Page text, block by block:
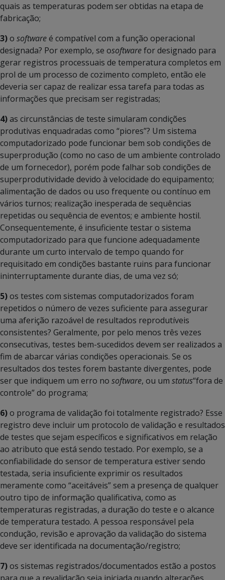
quais as temperaturas podem ser obtidas na etapa de
fabricação;
3)o softwareé compatível com a função operacional
designada? Por exemplo, se osoftwarefor designado para
gerar registros processuais de temperatura completos em
prol de um processo de cozimento completo, então ele
deveria ser capaz de realizar essa tarefa para todas as
informações que precisam ser registradas;
4)as circunstâncias de teste simularam condições
produtivas enquadradas como “piores”? Um sistema
computadorizado pode funcionar bem sob condições de
superprodução (como no caso de um ambiente controlado
de um fornecedor), porém pode falhar sob condições de
superprodutividade devido à velocidade do equipamento;
alimentação de dados ou uso frequente ou contínuo em
vários turnos; realização inesperada de sequências
repetidas ou sequência de eventos; e ambiente hostil.
Consequentemente, é insuficiente testar o sistema
computadorizado para que funcione adequadamente
durante um curto intervalo de tempo quando for
requisitado em condições bastante ruins para funcionar
ininterruptamente durante dias, de uma vez só;
5)os testes com sistemas computadorizados foram
repetidos o número de vezes suficiente para assegurar
uma aferição razoável de resultados reprodutíveis
consistentes? Geralmente, por pelo menos três vezes
consecutivas, testes bem-sucedidos devem ser realizados a
fim de abarcar várias condições operacionais. Se os
resultados dos testes forem bastante divergentes, pode
ser que indiquem um erro no software, ou um status“fora de
controle” do programa;
6)o programa de validação foi totalmente registrado? Esse
registro deve incluir um protocolo de validação e resultados
de testes que sejam específicos e significativos em relação
ao atributo que está sendo testado. Por exemplo, se a
confiabilidade do sensor de temperatura estiver sendo
testada, seria insuficiente exprimir os resultados
meramente como “aceitáveis” sem a presença de qualquer
outro tipo de informação qualificativa, como as
temperaturas registradas, a duração do teste e o alcance
de temperatura testado. A pessoa responsável pela
condução, revisão e aprovação da validação do sistema
deve ser identificada na documentação/registro;
7)os sistemas registrados/documentados estão a postos